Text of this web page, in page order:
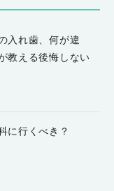
入れ歯、何が違
教える後悔しない
に行くべき？